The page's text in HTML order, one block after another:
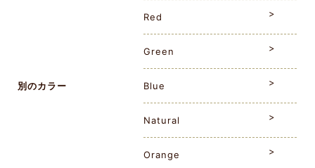
別のカラー
Red
Green
Blue
Natural
Orange